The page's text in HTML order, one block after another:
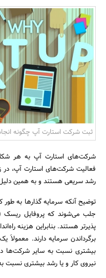
ثبت شرکت استارت آپ چگونه
شرکت‌های استارت آپ به هر
فعالیت شرکت‌های استارت آپ، در
رشد سریعی هستند و به همین
توضیح آنکه سرمایه گذارها به
جلب می‌شوند که پروفایل ریسک
پذیرتر هستند. بنابراین هزینه
برگرداندن سرمایه دارند.
بیشتری نسبت به سایر شرکت‌ها
نیروی کار و یا رشد بیشتری نسبت